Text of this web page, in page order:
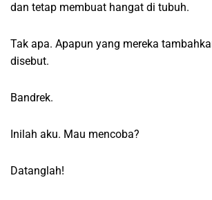
dan tetap membuat hangat di tubuh.
Tak apa. Apapun yang mereka
disebut.
Bandrek.
Inilah aku. Mau mencoba?
Datanglah!